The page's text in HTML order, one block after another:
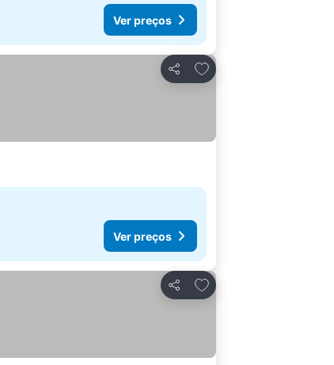
Ver preços
Partilhar
Adicionar aos favoritos
Ver preços
Partilhar
Adicionar aos favoritos